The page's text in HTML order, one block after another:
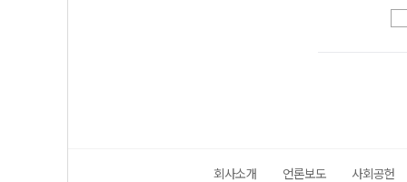
회사소개 언론보도 사회공헌